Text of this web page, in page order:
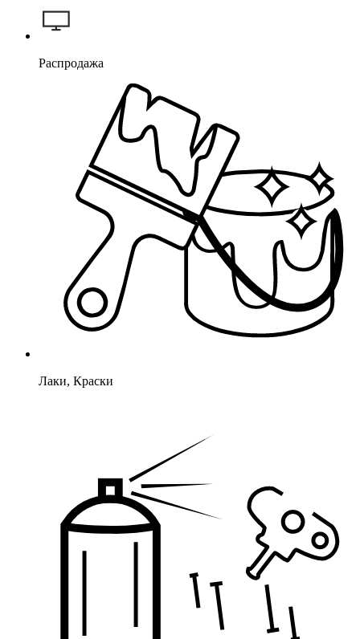
Распродажа
Лаки, Краски